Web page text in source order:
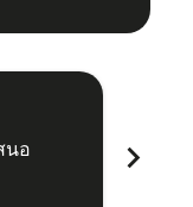
นอ
chevron_right